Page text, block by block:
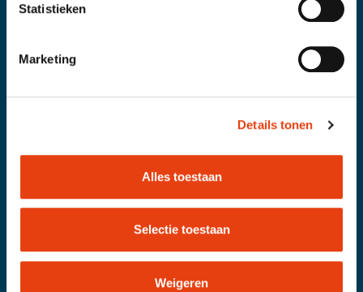
Statistieken
Marketing
Details tonen
Alles toestaan
Selectie toestaan
Weigeren
Voordeelwinkel
Maaltijdservices aan huis
Personenalarmering